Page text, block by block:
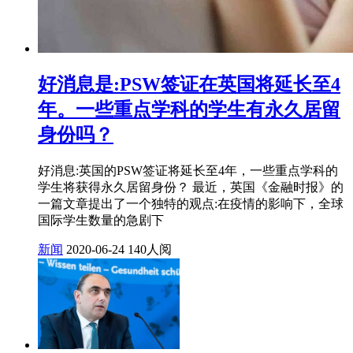
好消息是:PSW签证在英国将延长至4
年。一些重点学科的学生有永久居留
身份吗？
好消息:英国的PSW签证将延长至4年，一些重点学科的
学生将获得永久居留身份？ 最近，英国《金融时报》的
一篇文章提出了一个独特的观点:在疫情的影响下，全球
国际学生数量的急剧下
新闻 2020-06-24 140人阅